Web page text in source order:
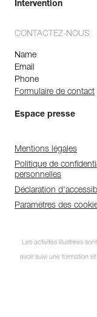
Intervention
CONTACTEZ-NOUS
Name
Email
Phone
Formulaire de contact
Espace presse
Mentions légales
Politique de
personnelles
Déclaration
Paramètres des
Les activités illustrées
avoir suivi une formation